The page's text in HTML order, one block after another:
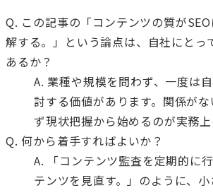
Q. この記事の「コンテンツの質が
解する。」という論点は、自社にとっ
あるか？
A. 業種や規模を問わず、一度は
討する価値があります。関係が
ず現状把握から始めるのが実務上
Q. 何から着手すればよいか？
A. 「コンテンツ監査を定期的に
テンツを見直す。」のように、